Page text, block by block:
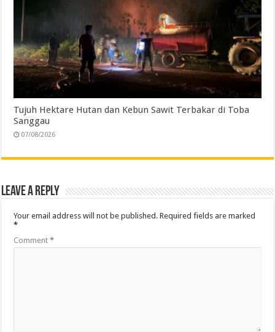
Tujuh Hektare Hutan dan Kebun Sawit Terbakar di Toba
Sanggau
07/08/2026
Leave a Reply
Your email address will not be published. Required fields are marked
*
Comment*